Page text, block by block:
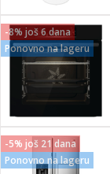
/ Zdravlje
za kosu
brijanje
-8% još 6 dana
Ponovno na lageru
-5% još 21 dana
Ponovno na lageru